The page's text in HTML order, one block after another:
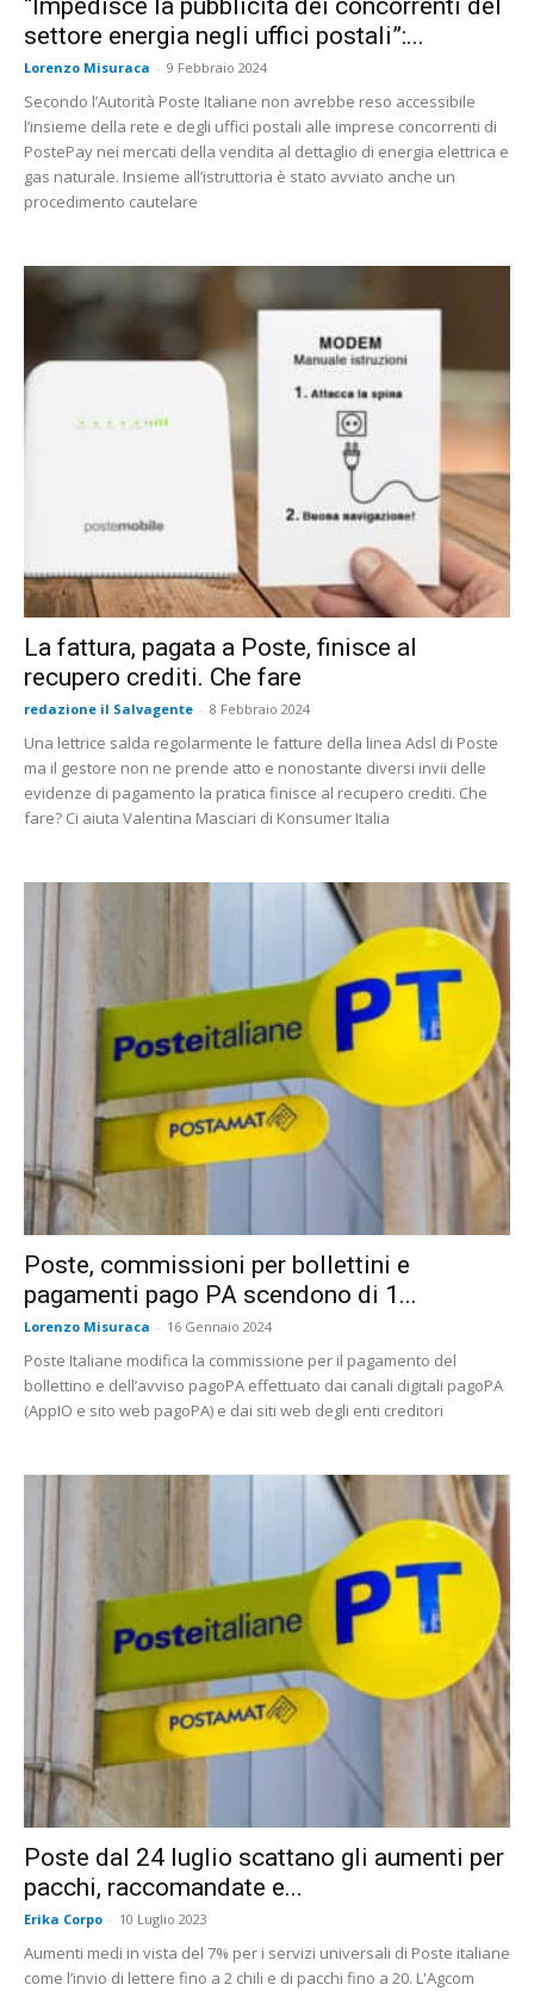
settore energia negli uffici postali”:...
Lorenzo Misuraca - 9 Febbraio 2024
Secondo l’Autorità Poste Italiane non avrebbe reso accessibile
l’insieme della rete e degli uffici postali alle imprese concorrenti di
PostePay nei mercati della vendita al dettaglio di energia elettrica e
gas naturale. Insieme all’istruttoria è stato avviato anche un
procedimento cautelare
La fattura, pagata a Poste, finisce al
recupero crediti. Che fare
redazione il Salvagente - 8 Febbraio 2024
Una lettrice salda regolarmente le fatture della linea Adsl di Poste
ma il gestore non ne prende atto e nonostante diversi invii delle
evidenze di pagamento la pratica finisce al recupero crediti. Che
fare? Ci aiuta Valentina Masciari di Konsumer Italia
Poste, commissioni per bollettini e
pagamenti pago PA scendono di 1...
Lorenzo Misuraca - 16 Gennaio 2024
Poste Italiane modifica la commissione per il pagamento del
bollettino e dell’avviso pagoPA effettuato dai canali digitali pagoPA
(AppIO e sito web pagoPA) e dai siti web degli enti creditori
Poste dal 24 luglio scattano gli aumenti per
pacchi, raccomandate e...
Erika Corpo - 10 Luglio 2023
Aumenti medi in vista del 7% per i servizi universali di Poste italiane
come l’invio di lettere fino a 2 chili e di pacchi fino a 20. L'Agcom